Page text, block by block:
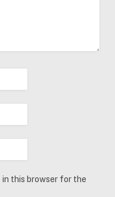
in this browser for the